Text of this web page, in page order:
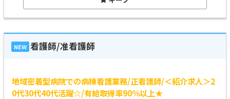
NEW 看護師/准看護師
地域密着型病院での病棟看護業務/正看護師/＜紹介求人＞2
0代30代40代活躍☆/有給取得率90％以上★